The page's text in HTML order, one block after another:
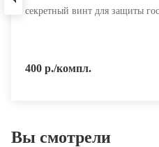
секретный винт для защиты
400 р./компл.
Вы смотрели